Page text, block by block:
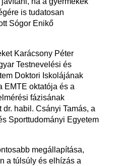
is tudatosan
Sógor Enikő
Karácsony Péter
Testnevelési és
Doktori Iskolájának
EMTE oktatója és a
fázisának
habil. Csányi Tamás, a
Sporttudományi Egyetem
megállapítása,
a túlsúly és elhízás a